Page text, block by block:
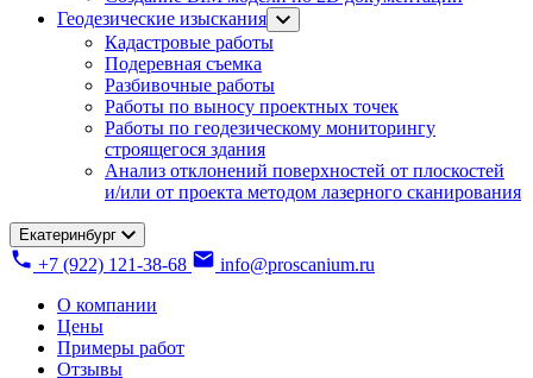
Геодезические изыскания
Кадастровые работы
Подеревная съемка
Разбивочные работы
Работы по выносу проектных точек
Работы по геодезическому мониторингу
строящегося здания
Анализ отклонений поверхностей от плоскостей
и/или от проекта методом лазерного сканирования
Екатеринбург
+7 (922) 121-38-68
info@proscanium.ru
О компании
Цены
Примеры работ
Отзывы